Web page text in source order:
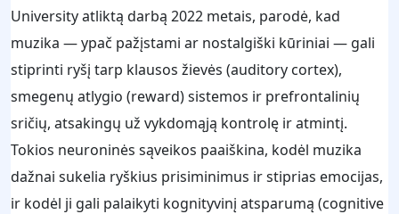
University atliktą darbą 2022 metais, parodė, kad
muzika — ypač pažįstami ar nostalgiški kūriniai — gali
stiprinti ryšį tarp klausos žievės (auditory cortex),
smegenų atlygio (reward) sistemos ir prefrontalinių
sričių, atsakingų už vykdomąją kontrolę ir atmintį.
Tokios neuroninės sąveikos paaiškina, kodėl muzika
dažnai sukelia ryškius prisiminimus ir stiprias emocijas,
ir kodėl ji gali palaikyti kognityvinį atsparumą (cognitive